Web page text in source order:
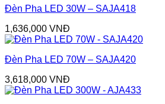
Đèn Pha LED 30W – SAJA418
1,636,000 VNĐ
Đèn Pha LED 70W – SAJA420
3,618,000 VNĐ